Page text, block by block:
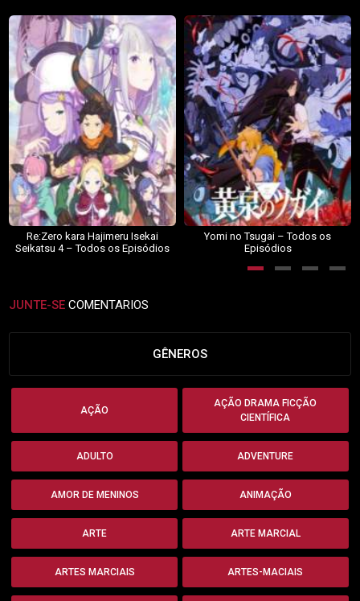
Re:Zero kara Hajimeru Isekai
Seikatsu 4 – Todos os Episódios
Yomi no Tsugai – Todos os
Episódios
JUNTE-SE COMENTARIOS
GÊNEROS
AÇÃO
AÇÃO DRAMA FICÇÃO
CIENTÍFICA
ADULTO ADVENTURE
AMOR DE MENINOS ANIMAÇÃO
ARTE ARTE MARCIAL
ARTES MARCIAIS ARTES-MACIAIS